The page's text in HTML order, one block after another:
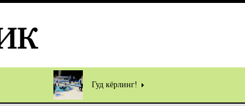
Гуд кёрлинг!